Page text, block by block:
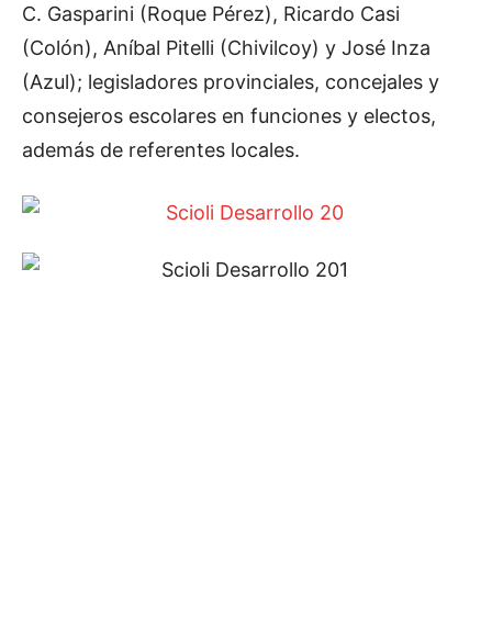
C. Gasparini (Roque Pérez), Ricardo Casi
(Colón), Aníbal Pitelli (Chivilcoy) y José Inza
(Azul); legisladores provinciales, concejales y
consejeros escolares en funciones y electos,
además de referentes locales.